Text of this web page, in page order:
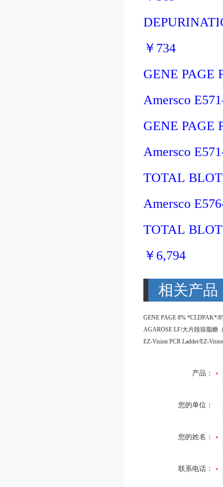
￥ 734
GENE PAGE
Amersco
GENE PAGE
Amersco
TOTAL
Amersco
TOTAL
￥ 6,794
相关产品
产品：
您的单位：
您的姓名：
联系电话：